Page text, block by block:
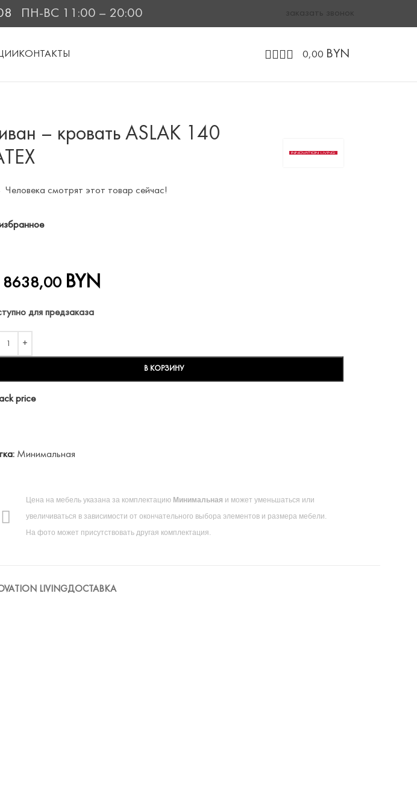
ПН-ВС 11:00 – 20:00 заказать звонок
КОНТАКТЫ 0,00 BYN
– кровать ASLAK 140
Человека смотрят этот товар сейчас!
8638,00 BYN
для предзаказа
В КОРЗИНУ
price
Минимальная
Цена на мебель указана за комплектацию Минимальная и может уменьшаться или
увеличиваться в зависимости от окончательного выбора элементов и размера мебели.
На фото может присутствовать другая комплектация.
LIVINGДОСТАВКА